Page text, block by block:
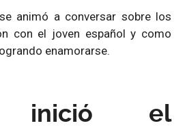
se animó a conversar sobre los
con el joven español y como
enamorarse.
inició el